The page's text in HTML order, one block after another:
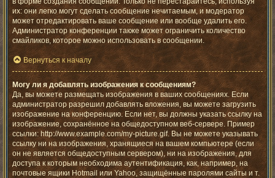
их: они легко могут сделать сообщение нечитаемым, и модератор
может отредактировать ваше сообщение или вообще удалить его.
Администратор конференции также может ограничить количество
смайликов, которое можно использовать в сообщении.
Вернуться к началу
Могу ли я добавлять изображения к сообщениям?
Да, вы можете размещать изображения в ваших сообщениях. Если
администратор разрешил добавлять вложения, вы можете загрузить
изображение на конференцию. Если нет, вы должны указать ссылку на
изображение, сохранённое на общедоступном веб-сервере. Пример
ссылки: http://www.example.com/my-picture.gif. Вы не можете указывать
ссылку ни на изображения, хранящиеся на вашем компьютере (если
он не является общедоступным сервером), ни на изображения, для
доступа к которым необходима аутентификация, как, например, на
почтовые ящики Hotmail или Yahoo, защищённые паролями сайты и т.